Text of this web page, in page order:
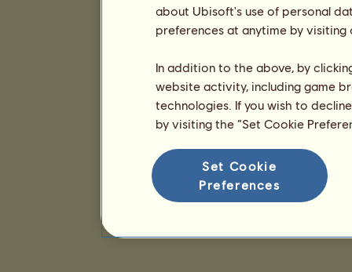
about Ubisoft's use of personal
preferences at anytime by
In addition to the above, by
website activity, including game
technologies. If you wish to
by visiting the “Set Cookie
Set Cookie
Preferences